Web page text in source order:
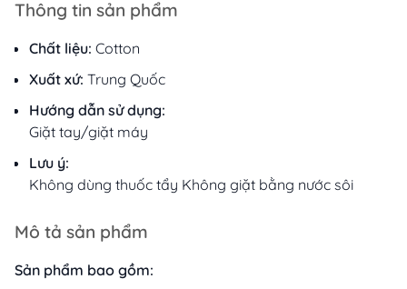
Thông tin sản phẩm
Chất liệu: Cotton
Xuất xứ: Trung Quốc
Hướng dẫn sử dụng:
Giặt tay/giặt máy
Lưu ý:
Không dùng thuốc tẩy Không giặt bằng nước sôi
Mô tả sản phẩm
Sản phẩm bao gồm: